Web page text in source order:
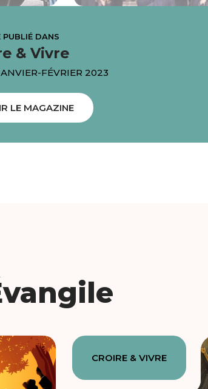
PUBLIÉ DANS
& Vivre
FÉVRIER 2023
LE MAGAZINE
CROIRE & VIVRE